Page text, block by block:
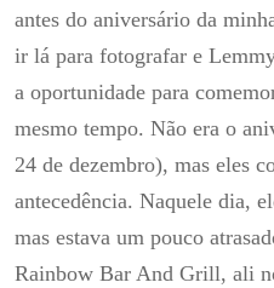
antes do aniversário da
ir lá para fotografar e
a oportunidade para
mesmo tempo. Não era o
24 de dezembro), mas eles
antecedência. Naquele dia,
mas estava um pouco
Rainbow Bar And Grill, ali